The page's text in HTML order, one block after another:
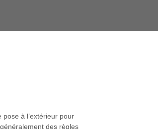
à l’extérieur pour
des règles